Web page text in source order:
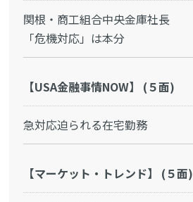
関根・商工組合中央金庫社長
「危機対応」は本分
【USA金融事情NOW】 (５面)
急対応迫られる在宅勤務
【マーケット・トレンド】 (５面)